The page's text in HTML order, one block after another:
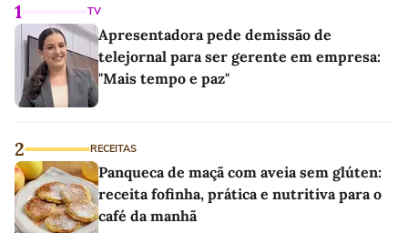
1 TV
Apresentadora pede demissão de
telejornal para ser gerente em empresa:
"Mais tempo e paz"
2 RECEITAS
Panqueca de maçã com aveia sem glúten:
receita fofinha, prática e nutritiva para o
café da manhã